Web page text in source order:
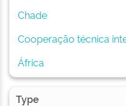
Chade
Cooperação técnica
África
Type